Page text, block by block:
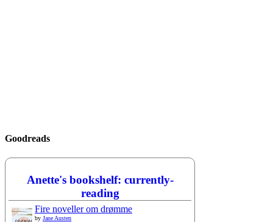
Goodreads
Anette's bookshelf: currently-
reading
Fire noveller om drømme
by Jane Austen